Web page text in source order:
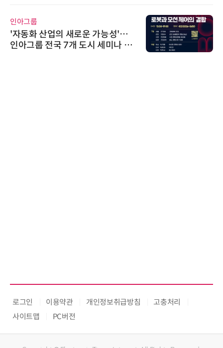
인아그룹
'자동화 산업의 새로운 가능성'…
인아그룹 전국 7개 도시 세미나 페
로그인 이용약관 개인정보취급방침
고충처리
사이트맵
PC버전